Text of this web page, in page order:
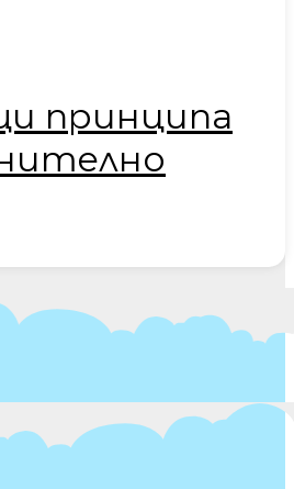
принципа